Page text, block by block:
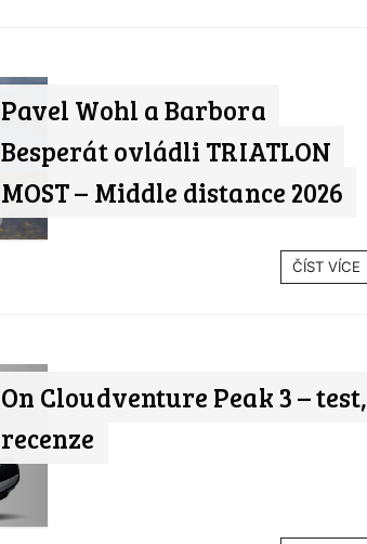
Pavel Wohl a Barbora
Besperát ovládli TRIATLON
MOST – Middle distance 2026
ČÍST VÍCE
On Cloudventure Peak 3 – test,
recenze